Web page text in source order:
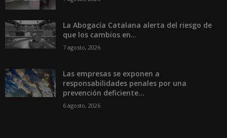
La Abogacía Catalana alerta del riesgo de
que los cambios en...
7 agosto, 2026
Las empresas se exponen a
responsabilidades penales por una
prevención deficiente...
6 agosto, 2026